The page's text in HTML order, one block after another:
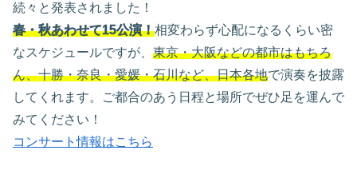
続々と発表されました！
春・秋あわせて15公演！相変わらず心配になるくらい密
なスケジュールですが、 東京・大阪などの都市はもちろ
ん、十勝・奈良・愛媛・石川など、日本各地で演奏を披露
してくれます。ご都合のあう日程と場所でぜひ足を運んで
みてください！
コンサート情報はこちら